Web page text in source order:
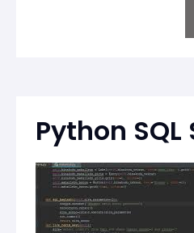
kütüphaneler bulunur.
PostgreSQL, SQL
Python SQL